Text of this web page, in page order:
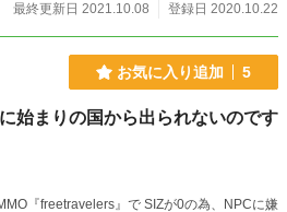
最終更新日 2021.10.08
登録日 2020.10.22
お気に入り追加 5
始まりの国から出られないのです
『freetravelers』で SIZが0の為、NPCに嫌